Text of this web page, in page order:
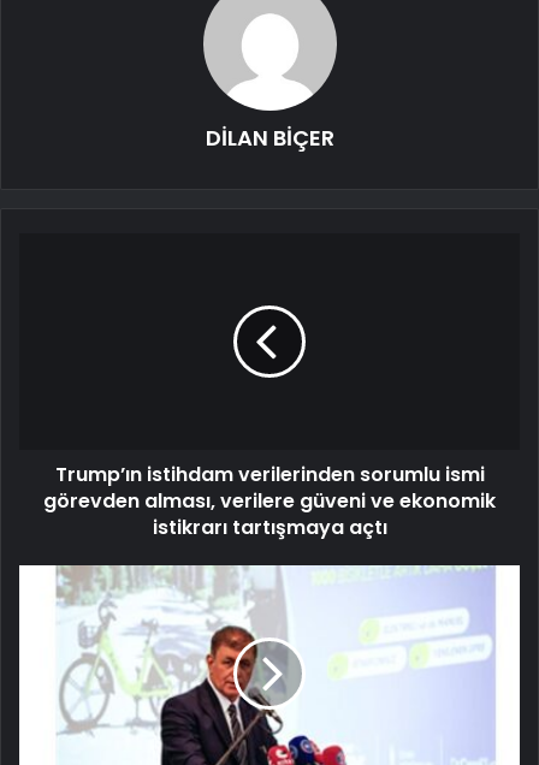
DİLAN BİÇER
Trump’ın istihdam verilerinden sorumlu ismi
görevden alması, verilere güveni ve ekonomik
istikrarı tartışmaya açtı